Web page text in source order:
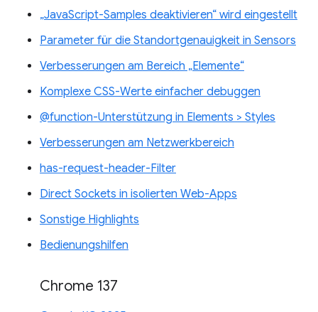
„JavaScript-Samples deaktivieren“ wird eingestellt
Parameter für die Standortgenauigkeit in Sensors
Verbesserungen am Bereich „Elemente“
Komplexe CSS-Werte einfacher debuggen
@function-Unterstützung in Elements > Styles
Verbesserungen am Netzwerkbereich
has-request-header-Filter
Direct Sockets in isolierten Web-Apps
Sonstige Highlights
Bedienungshilfen
Chrome 137